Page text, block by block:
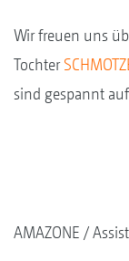
Wir freuen uns
Tochter
sind gespannt
AMAZONE